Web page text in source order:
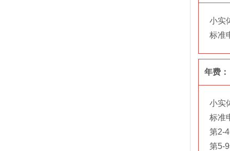
小实
标准
年费：
小实
标准
第2-
第5-